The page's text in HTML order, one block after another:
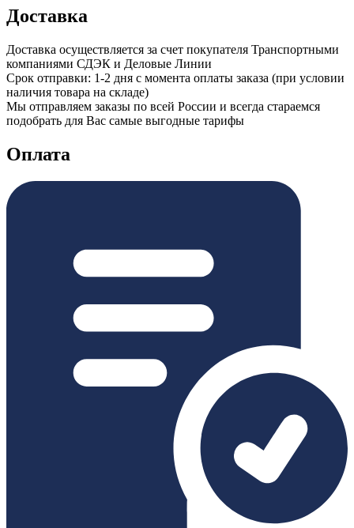
Доставка
Доставка осуществляется за счет покупателя Транспортными
компаниями СДЭК и Деловые Линии
Срок отправки: 1-2 дня с момента оплаты заказа (при условии
наличия товара на складе)
Мы отправляем заказы по всей России и всегда стараемся
подобрать для Вас самые выгодные тарифы
Оплата